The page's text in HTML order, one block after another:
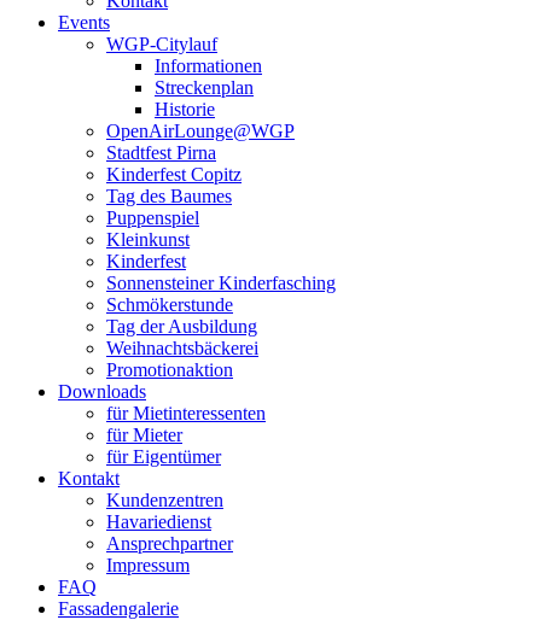
Events
WGP-Citylauf
Informationen
Streckenplan
Historie
OpenAirLounge@WGP
Stadtfest Pirna
Kinderfest Copitz
Tag des Baumes
Puppenspiel
Kleinkunst
Kinderfest
Sonnensteiner Kinderfasching
Schmökerstunde
Tag der Ausbildung
Weihnachtsbäckerei
Promotionaktion
Downloads
für Mietinteressenten
für Mieter
für Eigentümer
Kontakt
Kundenzentren
Havariedienst
Ansprechpartner
Impressum
FAQ
Fassadengalerie